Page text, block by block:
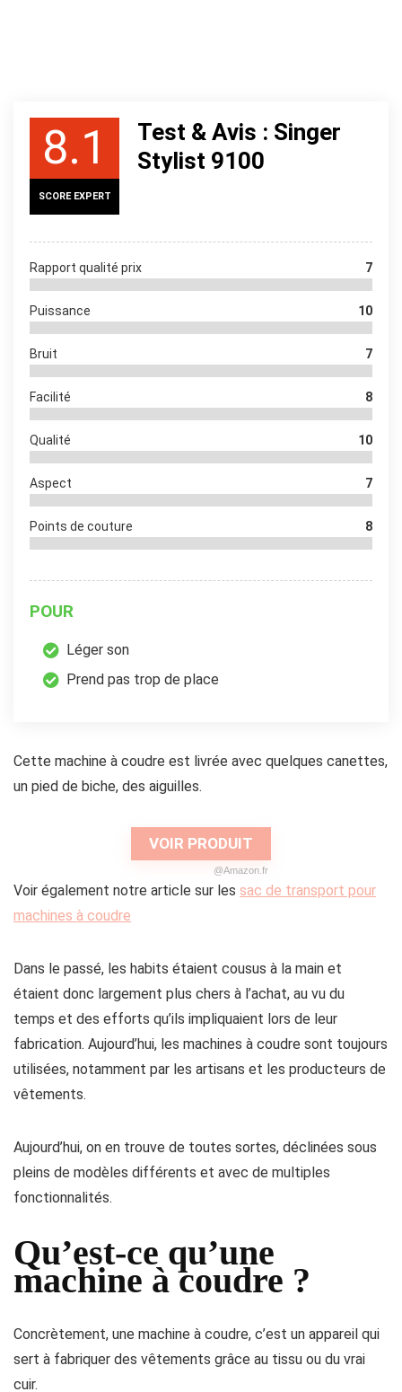
8.1
SCORE EXPERT
Test & Avis : Singer
Stylist 9100
Rapport qualité prix 7
Puissance 10
Bruit 7
Facilité 8
Qualité 10
Aspect 7
Points de couture 8
POUR
Léger son
Prend pas trop de place
Cette machine à coudre est livrée avec quelques canettes,
un pied de biche, des aiguilles.
VOIR PRODUIT
@Amazon.fr
Voir également notre article sur les sac de transport pour
machines à coudre
Dans le passé, les habits étaient cousus à la main et
étaient donc largement plus chers à l’achat, au vu du
temps et des efforts qu’ils impliquaient lors de leur
fabrication. Aujourd’hui, les machines à coudre sont toujours
utilisées, notamment par les artisans et les producteurs de
vêtements.
Aujourd’hui, on en trouve de toutes sortes, déclinées sous
pleins de modèles différents et avec de multiples
fonctionnalités.
Qu’est-ce qu’une
machine à coudre ?
Concrètement, une machine à coudre, c’est un appareil qui
sert à fabriquer des vêtements grâce au tissu ou du vrai
cuir.